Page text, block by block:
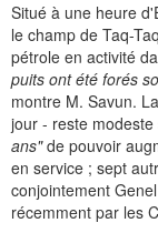
Situé à une heure
le champ de Taq-
pétrole en activité
puits ont été forés
montre M. Savun.
jour - reste
ans"de pouvoir
en service ; sept
conjointement
récemment par les